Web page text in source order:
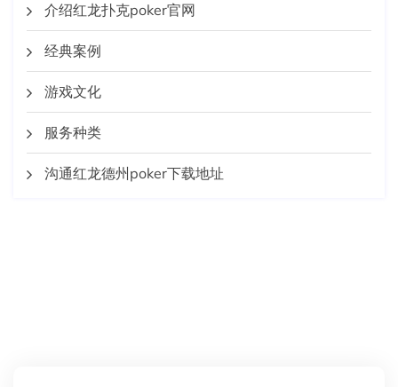
介绍红龙扑克poker官网
经典案例
游戏文化
服务种类
沟通红龙德州poker下载地址